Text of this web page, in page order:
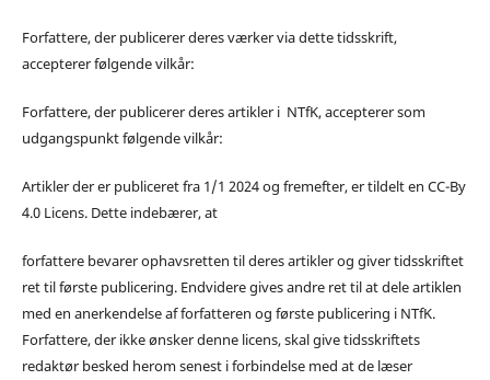
Forfattere, der publicerer deres værker via dette tidsskrift,
accepterer følgende vilkår:
Forfattere, der publicerer deres artikler i NTfK, accepterer som
udgangspunkt følgende vilkår:
Artikler der er publiceret fra 1/1 2024 og fremefter, er tildelt en CC-By
4.0 Licens. Dette indebærer, at
forfattere bevarer ophavsretten til deres artikler og giver tidsskriftet
ret til første publicering. Endvidere gives andre ret til at dele artiklen
med en anerkendelse af forfatteren og første publicering i NTfK.
Forfattere, der ikke ønsker denne licens, skal give tidsskriftets
redaktør besked herom senest i forbindelse med at de læser